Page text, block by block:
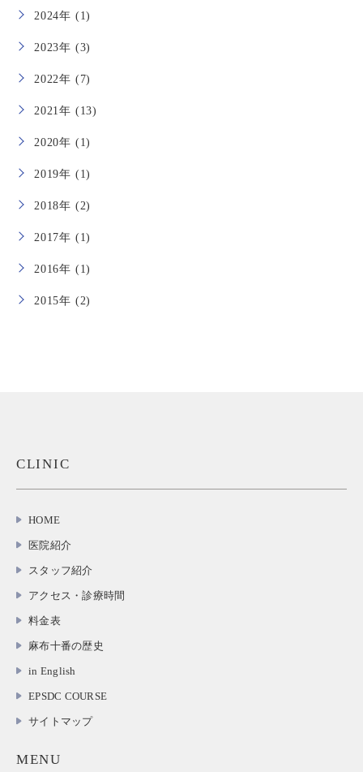
2024年 (1)
2023年 (3)
2022年 (7)
2021年 (13)
2020年 (1)
2019年 (1)
2018年 (2)
2017年 (1)
2016年 (1)
2015年 (2)
CLINIC
HOME
医院紹介
スタッフ紹介
アクセス・診療時間
料金表
麻布十番の歴史
in English
EPSDC COURSE
サイトマップ
MENU